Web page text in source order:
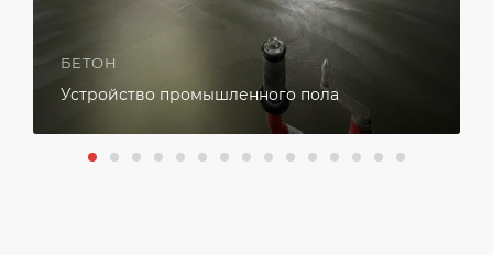
БЕТОН
Устройство промышленного пола